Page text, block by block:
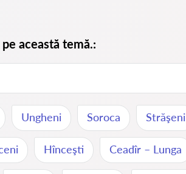
această temă.:
Ungheni Soroca Străşeni
Hînceşti Ceadîr – Lunga